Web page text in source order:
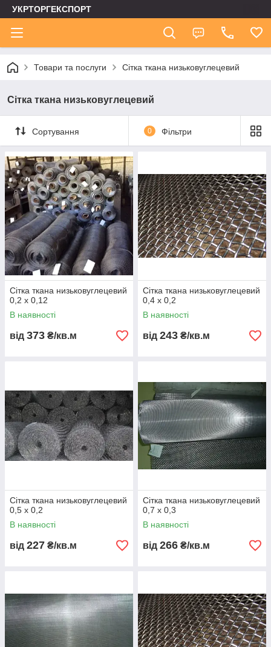
УКРТОРГЕКСПОРТ
Товари та послуги Сітка ткана низьковуглецевий
Сітка ткана низьковуглецевий
Сортування 0 Фільтри
Сітка ткана низьковуглецевий
0,2 х 0,12
В наявності
від 373 ₴/кв.м
Сітка ткана низьковуглецевий
0,4 х 0,2
В наявності
від 243 ₴/кв.м
Сітка ткана низьковуглецевий
0,5 х 0,2
В наявності
від 227 ₴/кв.м
Сітка ткана низьковуглецевий
0,7 x 0,3
В наявності
від 266 ₴/кв.м